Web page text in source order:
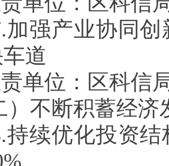
加强产业协同
道
单位：区科信
）不断积蓄经济
持续优化投资